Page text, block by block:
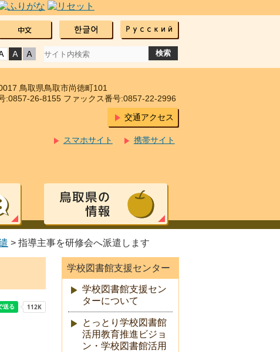
鳥取県鳥取市尚徳町101
:0857-26-8155 ファックス番号:0857-22-2996
交通アクセス
携帯サイト
スマホサイト
> 指導主事を研修会へ派遣します
学校図書館支援センター
学校図書館支援セン
ターについて
とっとり学校図書館
活用教育推進ビジョ
ン・学校図書館活用